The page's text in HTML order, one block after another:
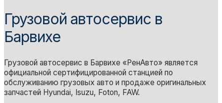
Грузовой автосервис в
Барвихе
Грузовой автосервис в Барвихе «РенАвто» является
официальной сертифицированной станцией по
обслуживанию грузовых авто и продаже оригинальных
запчастей Hyundai, Isuzu, Foton, FAW.